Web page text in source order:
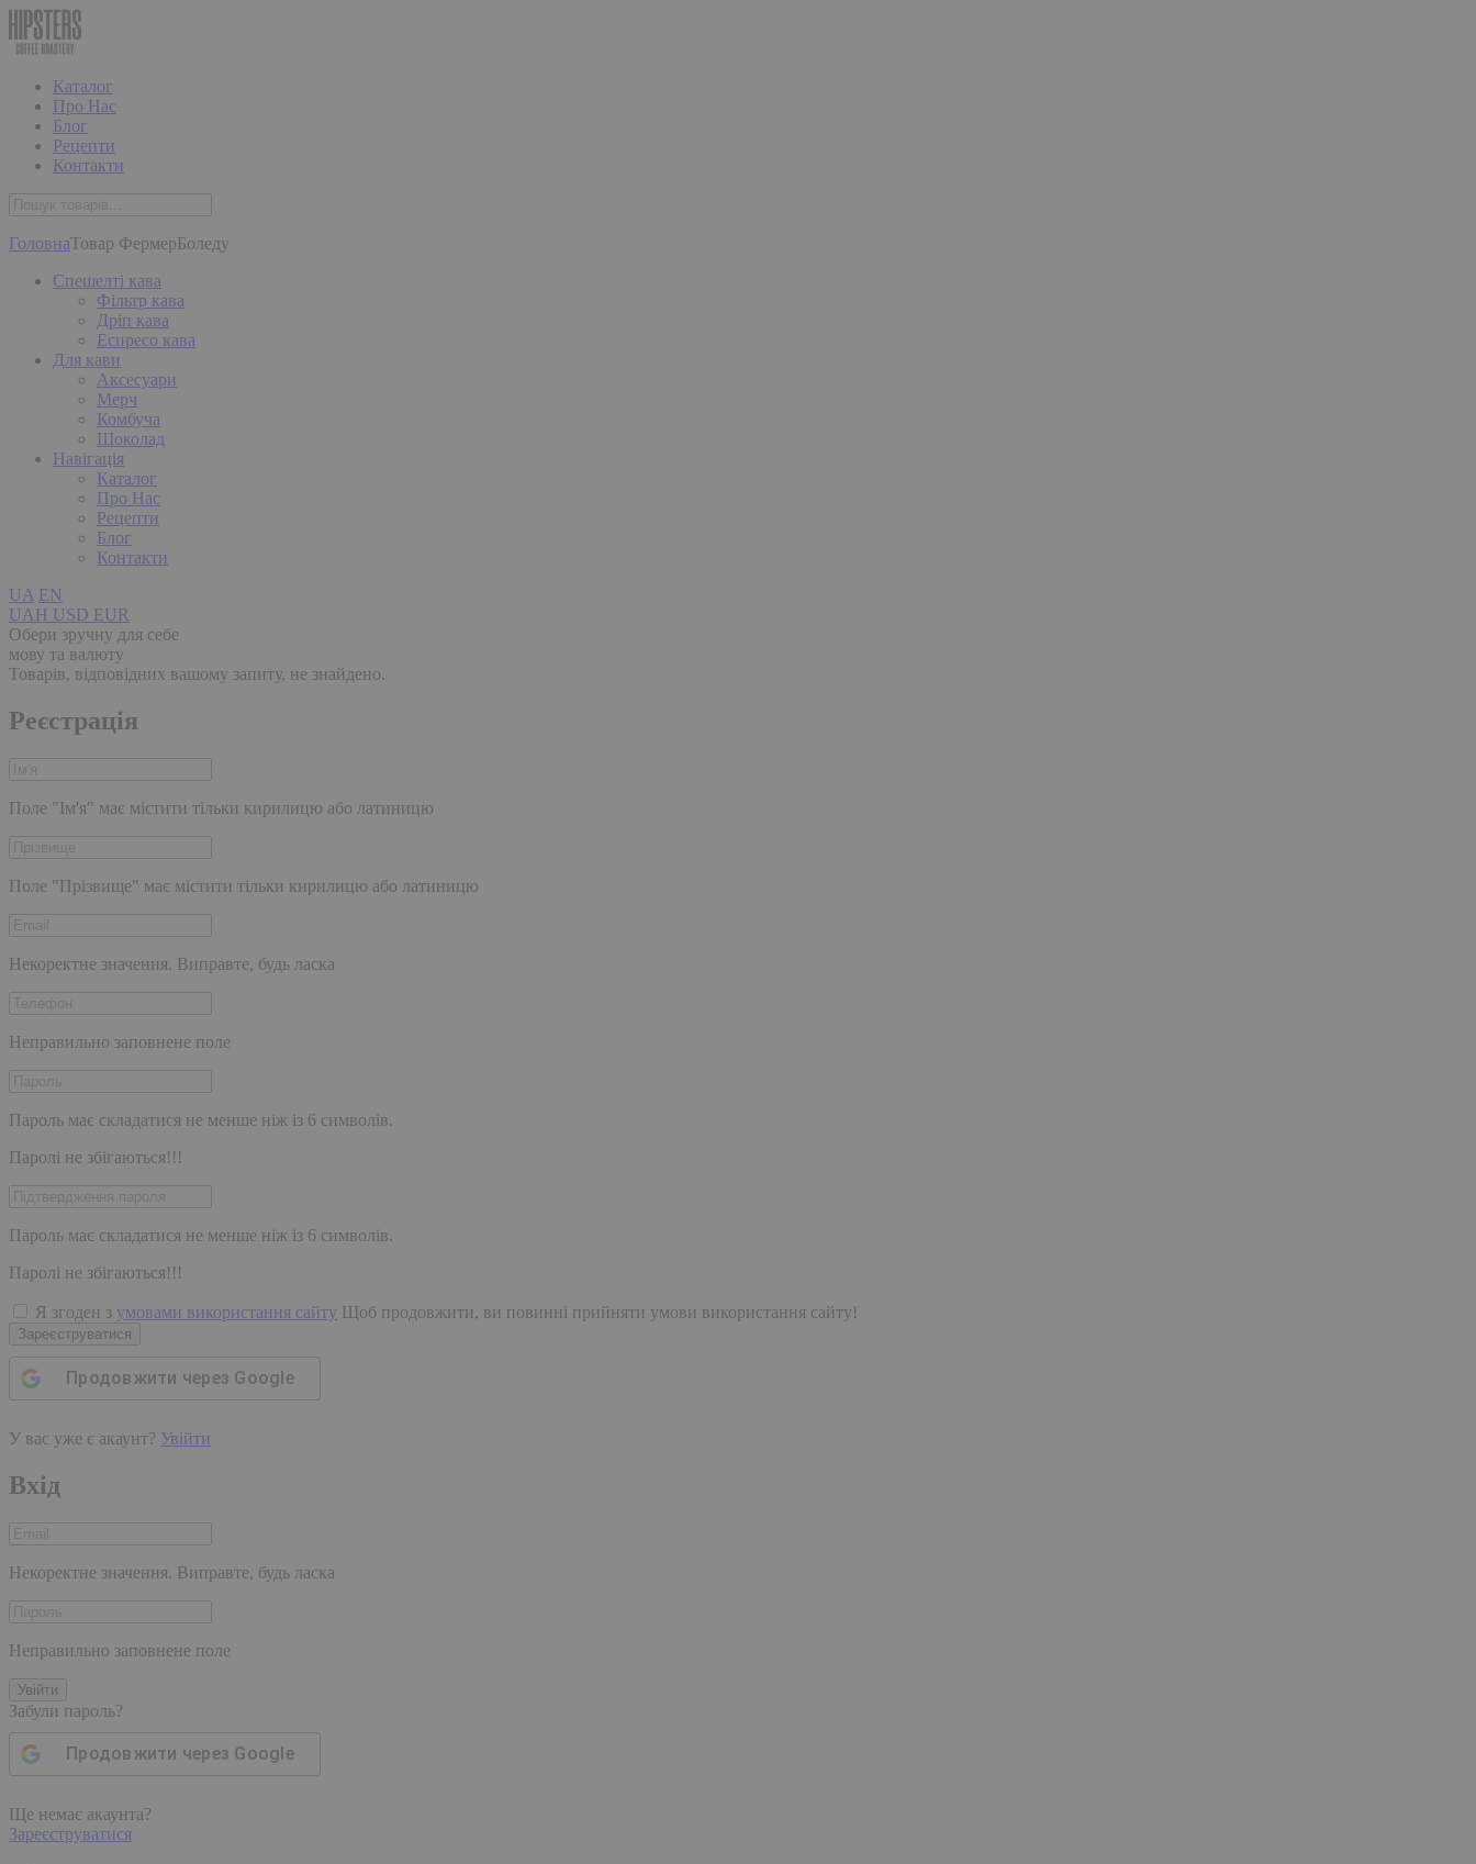
Каталог
Про Нас
Блог
Рецепти
Контакти
ГоловнаТовар ФермерБоледу
Спешелті кава
Фільтр кава
Дріп кава
Еспресо кава
Для кави
Аксесуари
Мерч
Комбуча
Шоколад
Навігація
Каталог
Про Нас
Рецепти
Блог
Контакти
UA EN
UAH USD EUR
Обери зручну для себе
мову та валюту
Товарів, відповідних вашому запиту, не знайдено.
Реєстрація
Поле "Ім'я" має містити тільки кирилицю або латиницю
Поле "Прізвище" має містити тільки кирилицю або латиницю
Некоректне значення. Виправте, будь ласка
Неправильно заповнене поле
Пароль має складатися не менше ніж із 6 символів.
Паролі не збігаються!!!
Пароль має складатися не менше ніж із 6 символів.
Паролі не збігаються!!!
Я згоден з умовами використання сайту Щоб продовжити, ви повинні прийняти умови використання сайту!
Зареєструватися
Продовжити через Google
У вас уже є акаунт? Увійти
Вхід
Некоректне значення. Виправте, будь ласка
Неправильно заповнене поле
Увійти
Забули пароль?
Продовжити через Google
Ще немає акаунта?
Зареєструватися